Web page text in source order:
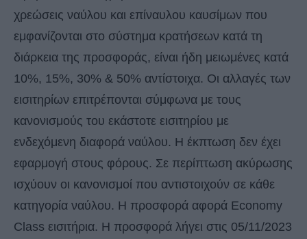
χρεώσεις ναύλου και επίναυλου καυσίμων που
εμφανίζονται στο σύστημα κρατήσεων κατά τη
διάρκεια της προσφοράς, είναι ήδη μειωμένες κατά
10%, 15%, 30% & 50% αντίστοιχα. Οι αλλαγές των
εισιτηρίων επιτρέπονται σύμφωνα με τους
κανονισμούς του εκάστοτε εισιτηρίου με
ενδεχόμενη διαφορά ναύλου. Η έκπτωση δεν έχει
εφαρμογή στους φόρους. Σε περίπτωση ακύρωσης
ισχύουν οι κανονισμοί που αντιστοιχούν σε κάθε
κατηγορία ναύλου. Η προσφορά αφορά Economy
Class εισιτήρια. Η προσφορά λήγει στις 05/11/2023